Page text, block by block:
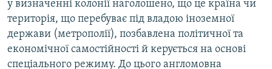
у визначенні колонії наголошено, що це країна чи
територія, що перебуває під владою іноземної
держави (метрополії), позбавлена політичної та
економічної самостійності й керується на основі
спеціального режиму. До цього англомовна